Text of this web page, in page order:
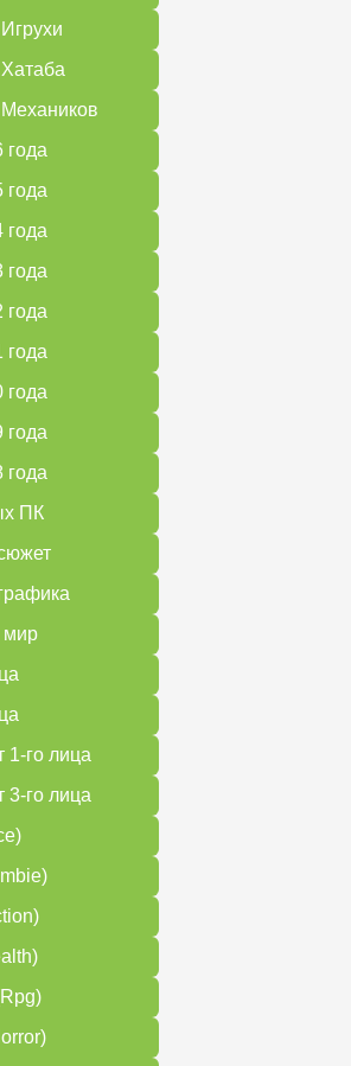
года
года
года
года
года
года
года
года
года
ПК
мир
1-го лица
3-го лица